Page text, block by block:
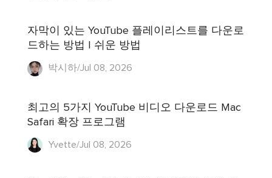
자막이 있는 YouTube 플레이리스트를 다운로
드하는 방법 | 쉬운 방법
박시하/Jul 08, 2026
최고의 5가지 YouTube 비디오 다운로드 Mac
Safari 확장 프로그램
Yvette/Jul 08, 2026